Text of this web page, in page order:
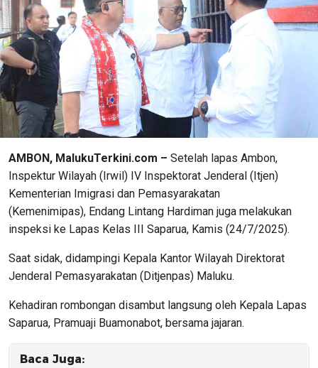
AMBON, MalukuTerkini.com – Setelah lapas Ambon,
Inspektur Wilayah (Irwil) IV Inspektorat Jenderal (Itjen)
Kementerian Imigrasi dan Pemasyarakatan
(Kemenimipas), Endang Lintang Hardiman juga melakukan
inspeksi ke Lapas Kelas III Saparua, Kamis (24/7/2025).
Saat sidak, didampingi Kepala Kantor Wilayah Direktorat
Jenderal Pemasyarakatan (Ditjenpas) Maluku.
Kehadiran rombongan disambut langsung oleh Kepala Lapas
Saparua, Pramuaji Buamonabot, bersama jajaran.
Baca Juga: